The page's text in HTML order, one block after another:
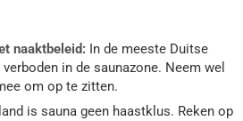
naaktbeleid: In de meeste Duitse
in de saunazone. Neem wel
om op te zitten.
is sauna geen haastklus. Reken op